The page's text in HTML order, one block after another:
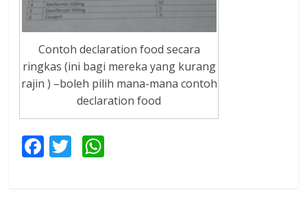
Contoh declaration food secara
ringkas (ini bagi mereka yang kurang
rajin ) –boleh pilih mana-mana contoh
declaration food
F
ac
T
w